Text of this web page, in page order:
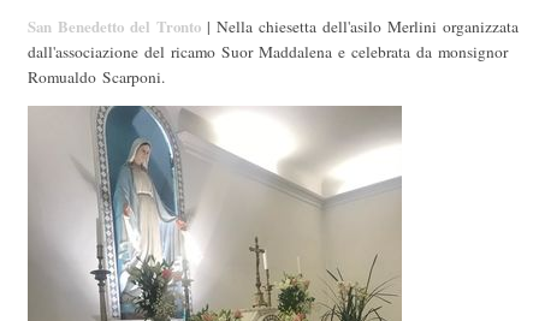
San Benedetto del Tronto | Nella chiesetta dell'asilo Merlini organizzata
dall'associazione del ricamo Suor Maddalena e celebrata da monsignor
Romualdo Scarponi.